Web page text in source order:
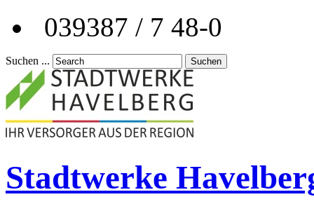
039387 / 7 48-0
Suchen ... Suchen
Stadtwerke